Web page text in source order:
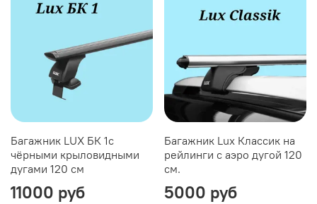
Багажник LUX БК 1с
чёрными крыловидными
дугами 120 см
11000 руб
Багажник Lux Классик на
рейлинги с аэро дугой 120
см.
5000 руб